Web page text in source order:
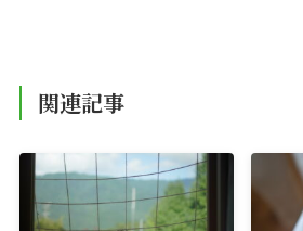
関連記事